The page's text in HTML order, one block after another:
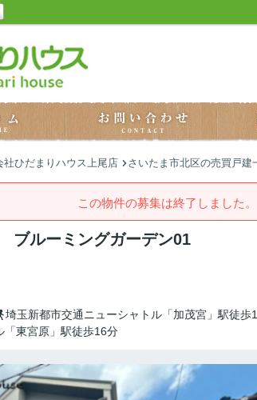
ひだまりハウス上尾店 さいたま市北区の売買戸建
この物件の募集は終了しました。
ルーミングガーデン01
埼玉新都市交通ニューシャトル「加茂宮」駅徒歩
「東宮原」駅徒歩16分